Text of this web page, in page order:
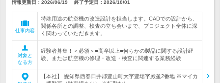
情報更新日：2026/06/19 終了予定日： 2026/10/01
仕事内容
特殊用途の航空機の改造設計を担当します。CADでの設計から、
関係各所との調整、検査の立ち会いまで、プロジェクト全体に深
く関わっていただきます。
対象と
なる方
経験者募集！＜必須＞■高卒以上■何らかの製品に関する設計経
験、または航空機の修理・改造・検査に関連する業務経験
【本社】 愛知県西春日井郡豊山町大字豊場字殿釜2番地 ※マイカ